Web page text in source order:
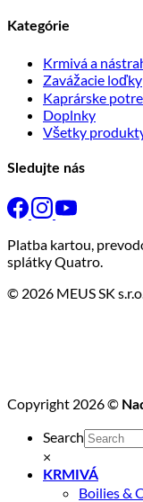
Kategórie
Krmivá a
Zavážacie loďky
Kaprárske
Doplnky
Všetky
Sledujte nás
Platba kartou,
splátky Quatro.
© 2026 MEUS SK
Copyright 2026 ©
Search
×
KRMIVÁ
Boilies &